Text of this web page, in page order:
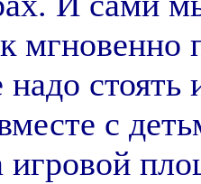
мгновенно
стоять
с